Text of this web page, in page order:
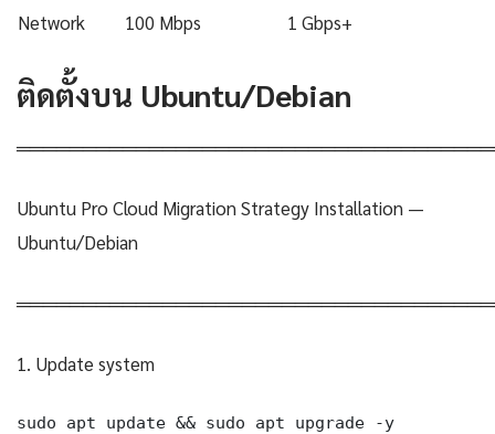
Network 100 Mbps 1 Gbps+
ติดตั้งบน Ubuntu/Debian
Ubuntu Pro Cloud Migration Strategy Installation —
Ubuntu/Debian
1. Update system
sudo apt update && sudo apt upgrade -y